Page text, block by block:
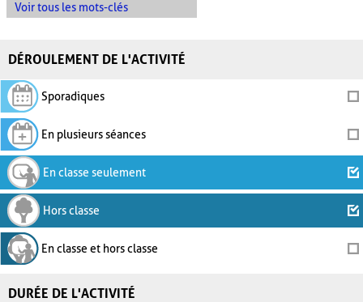
Voir tous les mots-clés
DÉROULEMENT DE L'ACTIVITÉ
Sporadiques
En plusieurs séances
En classe seulement
Hors classe
En classe et hors classe
DURÉE DE L'ACTIVITÉ